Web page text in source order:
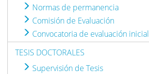
Normas de permanencia
Comisión de Evaluación
Convocatoria de evaluación inicial
TESIS DOCTORALES
Supervisión de Tesis